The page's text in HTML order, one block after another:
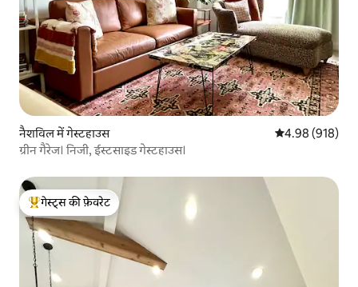
नैशविल में गेस्टहाउस औसत रेटिंग 5 में से
4.98 (918)
ग्रीन गैरेज। निजी, ईस्टसाइड गेस्टहाउस।
गेस्ट्स का टॉप फ़ेवरेट
गेस्ट्स की फ़ेवरेट